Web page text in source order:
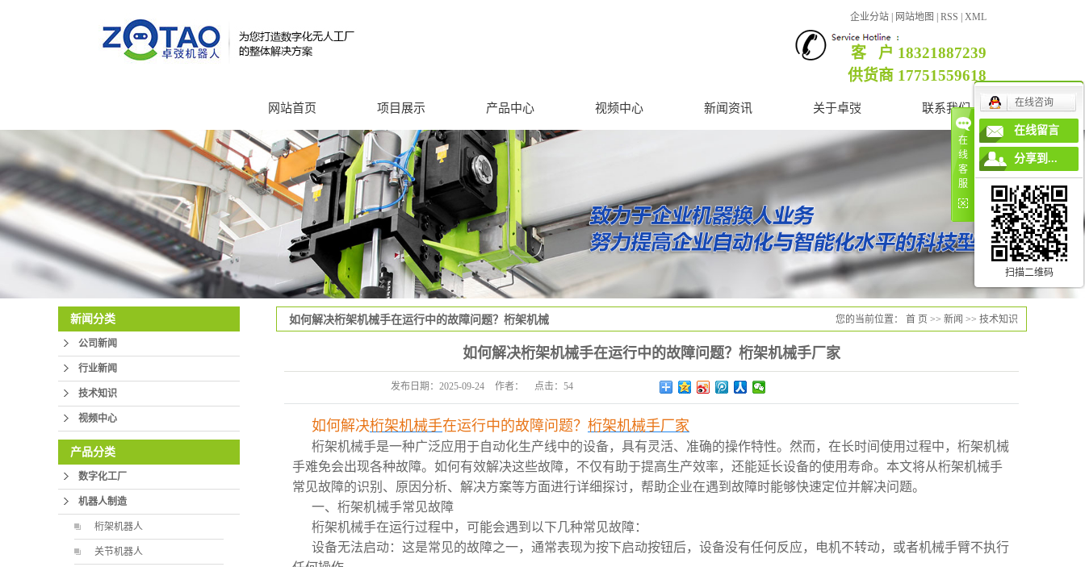
企业分站 网站地图 RSS XML
客 户 18321887239
供货商 17751559618
网站首页 项目展示 产品中心
数字化工厂
机器人制造
工装夹具
物流系统
教学实训基地建设
信息化管理
视频中心 新闻资讯 关于卓弢
公司简介
营业执照
联系我们
联系我们
新闻分类
公司新闻
行业新闻
技术知识
视频中心
产品分类
数字化工厂
机器人制造
桁架机器人
关节机器人
如何解决桁架机械手在运行中的故障问题？桁架机械 您的当前位置： 首 页 >> 新闻 >> 技术知识
如何解决桁架机械手在运行中的故障问题？桁架机械手厂家
发布日期： 2025-09-24 作者： 点击： 54
如何解决桁架机械手在运行中的故障问题？ 桁架机械手厂家
桁架机械手是一种广泛应用于自动化生产线中的设备，具有灵活、准确的操作特性。然而，在长时间使用过程中，桁架机械
手难免会出现各种故障。如何有效解决这些故障，不仅有助于提高生产效率，还能延长设备的使用寿命。本文将从桁架机械手
常见故障的识别、原因分析、解决方案等方面进行详细探讨，帮助企业在遇到故障时能够快速定位并解决问题。
一、桁架机械手常见故障
桁架机械手在运行过程中，可能会遇到以下几种常见故障：
设备无法启动：这是常见的故障之一，通常表现为按下启动按钮后，设备没有任何反应，电机不转动，或者机械手臂不执行
在
线
客
服
在线咨询
在线留言
分享到...
扫描二维码